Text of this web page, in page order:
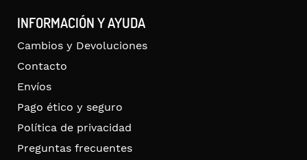
INFORMACIÓN Y AYUDA
Cambios y Devoluciones
Contacto
Envíos
Pago ético y seguro
Política de privacidad
Preguntas frecuentes